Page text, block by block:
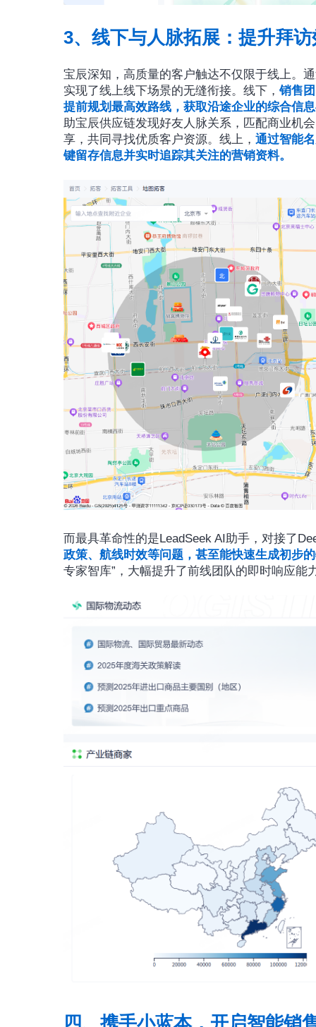
3、线下与人脉拓展：提升拜
宝辰深知，高质量的客户触达不仅限于线上。
实现了线上线下场景的无缝衔接。线下， 销售
提前规划最高效路线，获取沿途企业的综合信
助宝辰供应链发现好友人脉关系，匹配商业机
享，共同寻找优质客户资源。线上， 通过智能
键留存信息并实时追踪其关注的营销资料。
而最具革命性的是LeadSeek AI助手，对接了
政策、航线时效等问题，甚至能快速生成初步
专家智库”，大幅提升了前线团队的即时响应能
四、携手小蓝本，开启智能销